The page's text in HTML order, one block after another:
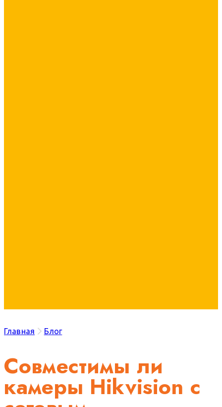
Главная Блог
Совместимы ли
камеры Hikvision с